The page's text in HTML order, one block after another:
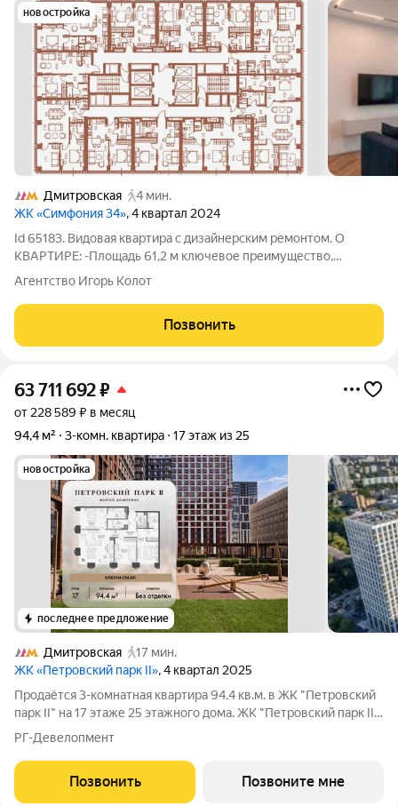
новостройка
Дмитровская
4 мин.
ЖК «Симфония 34», 4 квартал 2024
Id 65183. Видовая квартира с дизайнерским ремонтом. О
КВАРТИРЕ: -Площадь 61,2 м ключевое преимущество,
просторно и свободно. -Панорамный вид на всю Москву с
высоты 34 этажа. -Дизайнерский ремонт с дорогой мебелью и
техникой -Система умный дом
Агентство Игорь Колот
Позвонить
63 711 692₽
от 228 589 ₽ в месяц
94,4 м²
3-комн. квартира 17 этаж из 25
новостройка
последнее предложение
Дмитровская
17 мин.
ЖК «Петровский парк II», 4 квартал 2025
Продаётся 3-комнатная квартира 94.4 кв.м. в ЖК "Петровский
парк II" на 17 этаже 25 этажного дома. ЖК "Петровский парк II"
жилой комплекс в Савёловском районе, где город ощущается
иначе. Здесь история и масштаб Москвы не давят, а задают фон
для
РГ-Девелопмент
Позвонить Позвоните мне